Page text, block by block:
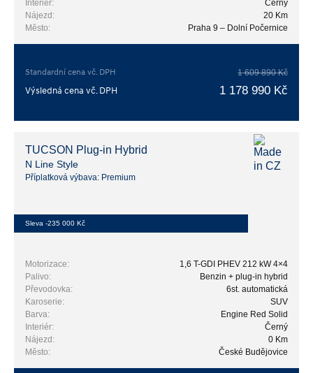
Interiér:
Černý
Nájezd:
20 Km
Město:
Praha 9 – Dolní Počernice
Standardní cena vč. DPH 1 609 890 Kč
Výsledná cena vč. DPH 1 178 990 Kč
TUCSON Plug-in Hybrid
N Line Style
Příplatková výbava: Premium
Sleva -235 000 Kč
Motorizace:
1,6 T-GDI PHEV 212 kW 4×4
Palivo:
Benzin + plug-in hybrid
Převodovka:
6st. automatická
Karoserie:
SUV
Barva:
Engine Red Solid
Interiér:
Černý
Nájezd:
0 Km
Město:
České Budějovice